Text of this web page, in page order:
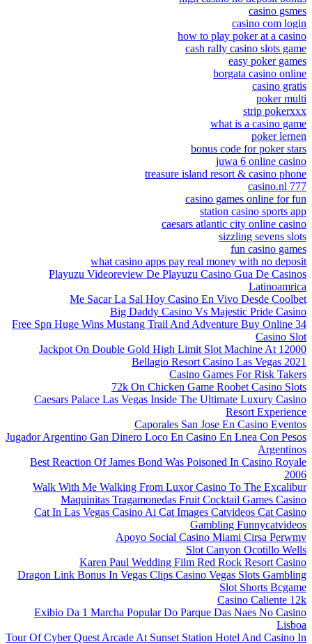
casino gsmes
casino com login
how to play poker at a casino
cash rally casino slots game
easy poker games
borgata casino online
casino gratis
poker multi
strip pokerxxx
what is a casino game
poker lernen
bonus code for poker stars
juwa 6 online casino
treasure island resort & casino phone
777 casino.nl
casino games online for fun
station casino sports app
caesars atlantic city online casino
sizzling sevens slots
fun casino games
what casino apps pay real money with no deposit
Playuzu Videoreview De Playuzu Casino Gua De Casinos
Latinoamrica
Me Sacar La Sal Hoy Casino En Vivo Desde Coolbet
Big Daddy Casino Vs Majestic Pride Casino
34 Free Spn Huge Wins Mustang Trail And Adventure Buy Online
Casino Slot
12000 Jackpot On Double Gold High Limit Slot Machine At
Bellagio Resort Casino Las Vegas 2021
Casino Games For Risk Takers
72k On Chicken Game Roobet Casino Slots
Caesars Palace Las Vegas Inside The Ultimate Luxury Casino
Resort Experience
Caporales San Jose En Casino Eventos
Jugador Argentino Gan Dinero Loco En Casino En Lnea Con Pesos
Argentinos
Best Reaction Of James Bond Was Poisoned In Casino Royale
2006
Walk With Me Walking From Luxor Casino To The Excalibur
Maquinitas Tragamonedas Fruit Cocktail Games Casino
Cat In Las Vegas Casino Ai Cat Images Catvideos Cat Casino
Gambling Funnycatvideos
Apoyo Social Casino Miami Cirsa Perwmv
Slot Canyon Ocotillo Wells
Karen Paul Wedding Film Red Rock Resort Casino
Dragon Link Bonus In Vegas Clips Casino Vegas Slots Gambling
Slot Shorts Bcgame
Casino Caliente 12k
Exibio Da 1 Marcha Popular Do Parque Das Naes No Casino
Lisboa
Tour Of Cyber Quest Arcade At Sunset Station Hotel And Casino In